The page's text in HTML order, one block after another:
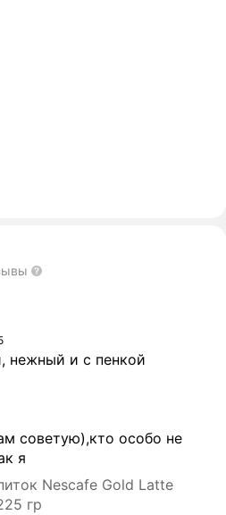
нежный и с пенкой
советую),кто особо не
я
Nescafe Gold Latte
гр